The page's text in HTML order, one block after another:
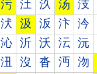
污 汢 汣 汤 汥
汱 汲 汳 汴 汵
沁 沂 沃 沄 沅
沑 沒 沓 沔 沕